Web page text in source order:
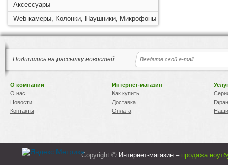
Аксессуары
Web-камеры, Колонки, Наушники, Микрофоны
Подпишись на рассылку новостей
О компании
О нас
Новости
Контакты
Интернет-магазин
Как купить
Доставка
Оплата
Copyright © Интернет-магазин – продажа